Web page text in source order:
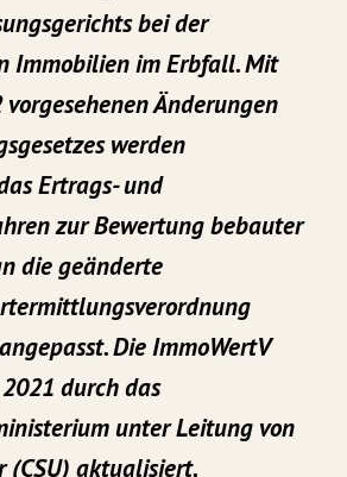
bei der
Immobilien im Erbfall. Mit
vorgesehenen Änderungen
werden
Ertrags- und
zur Bewertung bebauter
die geänderte
Die ImmoWertV
durch das
unter Leitung von
(CSU) aktualisiert.